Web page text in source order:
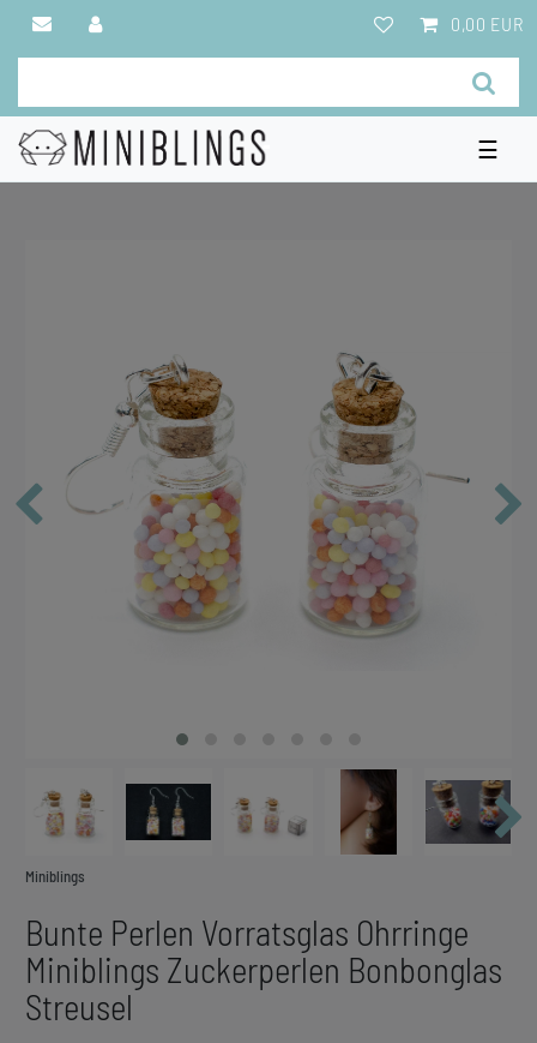
0,00 EUR
☰
Miniblings
Bunte Perlen Vorratsglas Ohrringe
Miniblings Zuckerperlen Bonbonglas
Streusel